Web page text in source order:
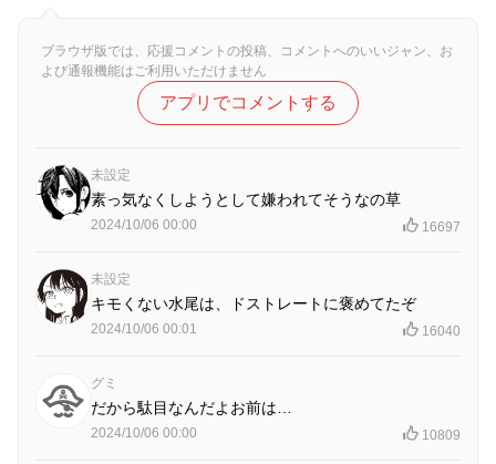
ブラウザ版では、応援コメントの投稿、コメントへのいいジャン、お
よび通報機能はご利用いただけません
アプリでコメントする
未設定
素っ気なくしようとして嫌われてそうなの草
2024/10/06 00:00 16697
未設定
キモくない水尾は、ドストレートに褒めてたぞ
2024/10/06 00:01 16040
グミ
だから駄目なんだよお前は…
2024/10/06 00:00 10809